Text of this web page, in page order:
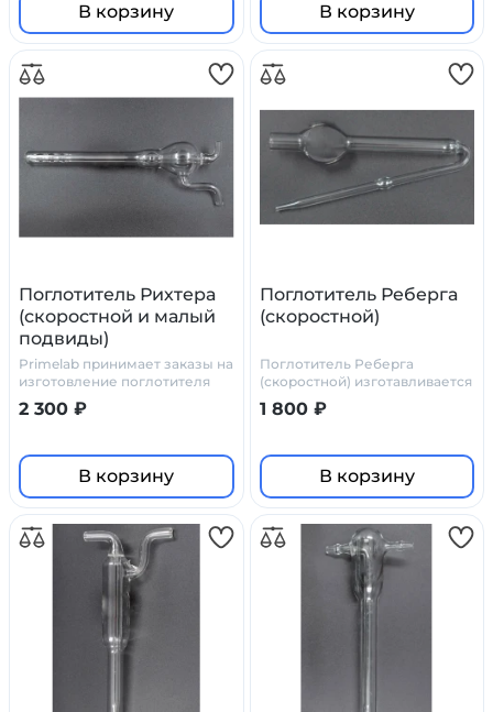
В корзину В корзину
Поглотитель Рихтера
(скоростной и малый
подвиды)
Primelab принимает заказы на
изготовление поглотителя
Рихтера по нашим чертежам,
или по ТЗ и чертежам
2 300 ₽
В корзину
Поглотитель Реберга
(скоростной)
Поглотитель Реберга
(скоростной) изготавливается
в Primelab по стандартным
чертежам или по чертежам
1 800 ₽
В корзину